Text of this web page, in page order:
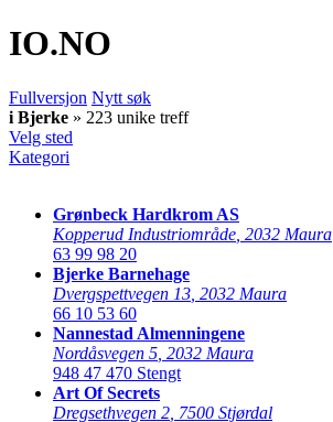
IO.NO
Fullversjon Nytt søk
i Bjerke » 223 unike treff
Velg sted
Kategori
Grønbeck Hardkrom AS
Kopperud Industriområde 2032 Maura
63 99 98 20
Bjerke Barnehage
Dvergspettvegen 13 2032 Maura
66 10 53 60
Nannestad Almenningene
Nordåsvegen 5 2032 Maura
948 47 470 Stengt
Art Of Secrets
Dregsethvegen 2 7500 Stjørdal